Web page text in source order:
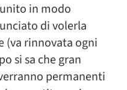
in modo
di volerla
(va rinnovata ogni
si sa che gran
permanenti